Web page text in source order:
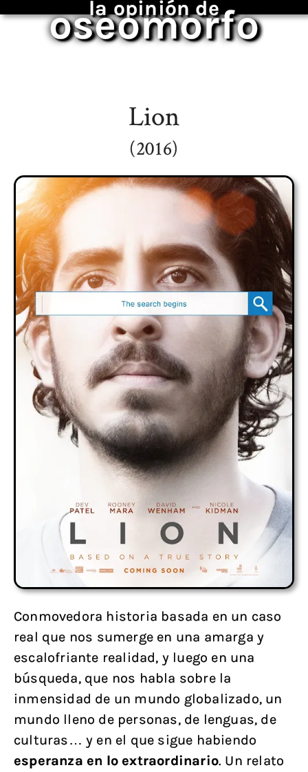
la opinión de
oseomorfo
Lion
(2016)
Conmovedora historia basada en un caso
real que nos sumerge en una amarga y
escalofriante realidad, y luego en una
búsqueda, que nos habla sobre la
inmensidad de un mundo globalizado, un
mundo lleno de personas, de lenguas, de
culturas… y en el que sigue habiendo
esperanza en lo extraordinario. Un relato